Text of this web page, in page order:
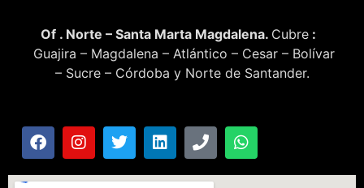
Of . Norte – Santa Marta Magdalena. Cubre :
Guajira – Magdalena – Atlántico – Cesar – Bolívar
– Sucre – Córdoba y Norte de Santander.